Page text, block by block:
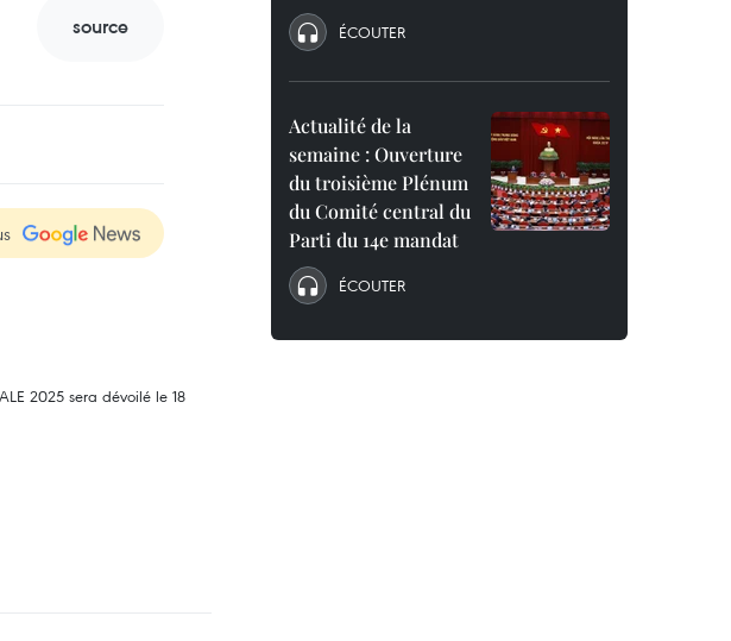
source ÉCOUTER
Actualité de la
semaine : Ouverture
du troisième Plénum
du Comité central du
Parti du 14e mandat
ÉCOUTER